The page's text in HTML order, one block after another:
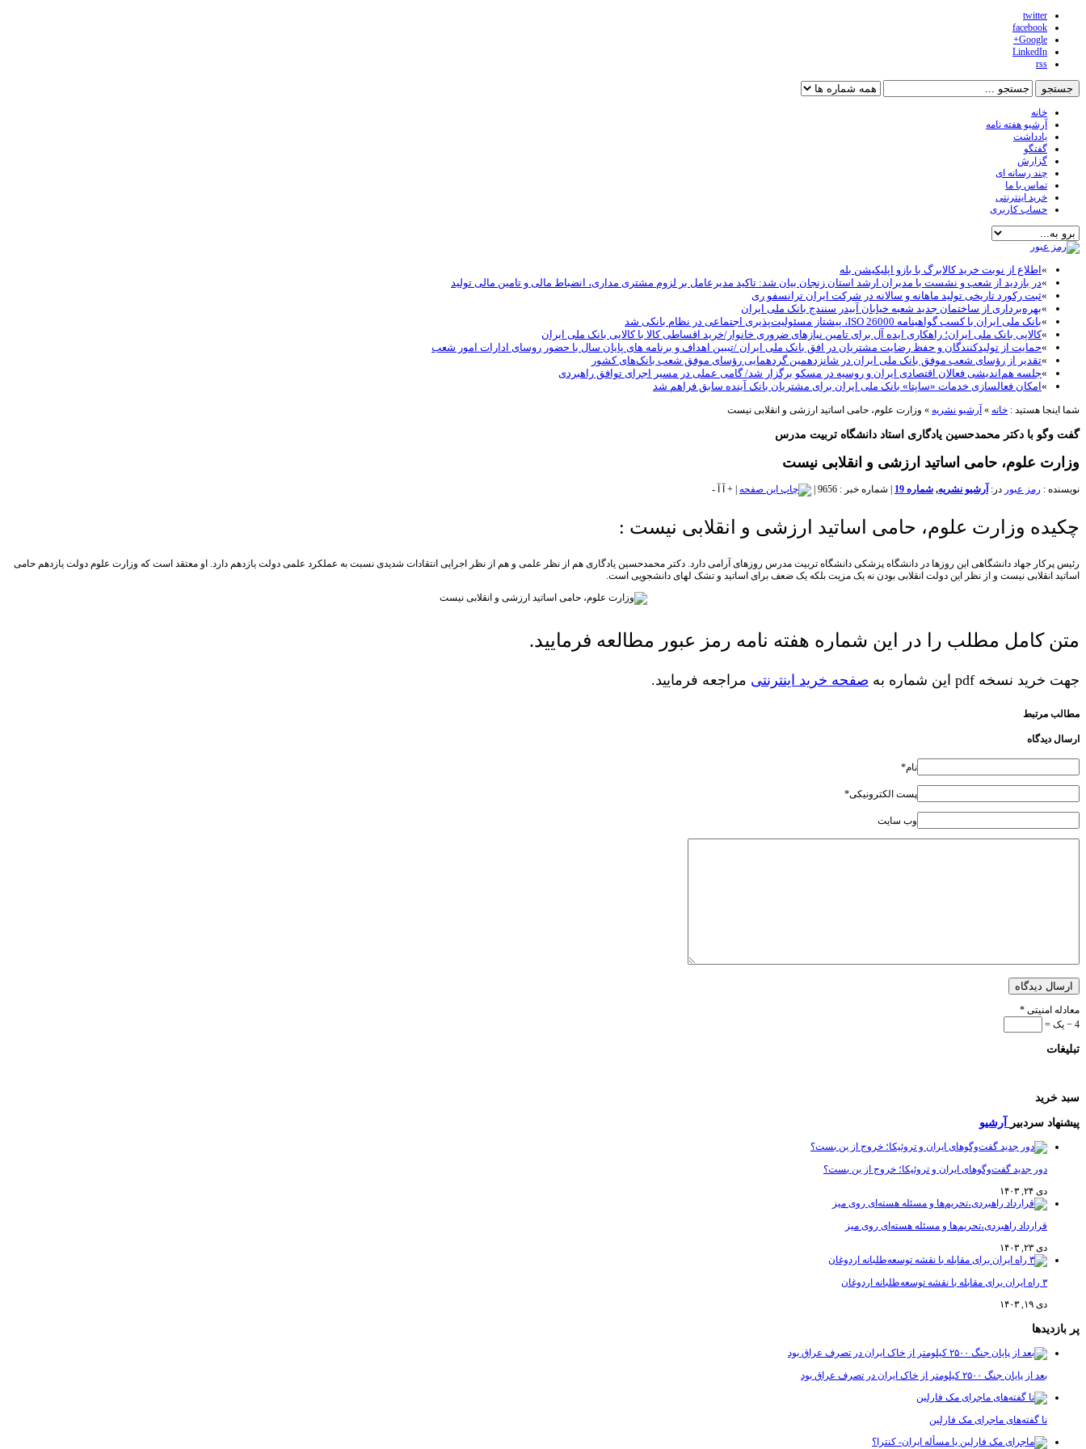
twitter
facebook
Google+
LinkedIn
rss
خانه
آرشیو هفته نامه
یادداشت
گفتگو
گزارش
چند رسانه ای
تماس با ما
خرید اینترنتی
حساب کاربری
»اطلاع از نوبت خرید کالابرگ با بازو اپلیکیشن بله
»در بازدید از شعب و نشست با مدیران ارشد استان زنجان بیان شد: تاکید مدیرعامل بر لزوم مشتری مداری، انضباط مالی و تامین مالی تولید
»ثبت رکورد تاریخی تولید ماهانه و سالانه در شرکت ایران ترانسفو ری
»بهره‌برداری از ساختمان جدید شعبه خیابان آبیدر سنندج بانک ملی ایران
»بانک ملی ایران با کسب گواهینامه ISO 26000، پیشتاز مسئولیت‌پذیری اجتماعی در نظام بانکی شد
»کالاپی بانک ملی ایران؛ راهکاری ایده آل برای تامین نیازهای ضروری خانوار/خرید اقساطی کالا با کالاپی بانک ملی ایران
»حمایت از تولیدکنندگان و حفظ رضایت مشتریان در افق بانک ملی ایران /تببین اهداف و برنامه های پایان سال با حضور روسای ادارات امور شعب
»تقدیر از رؤسای شعب موفق بانک ملی ایران در شانزدهمین گردهمایی رؤسای موفق شعب بانک‌های کشور
»جلسه هم‌اندیشی فعالان اقتصادی ایران و روسیه در مسکو برگزار شد/ گامی عملی در مسیر اجرای توافق راهبردی
»امکان فعالسازی خدمات «ساپتا» بانک ملی ایران برای مشتریان بانک آینده سابق فراهم شد
شما اینجا هستید : خانه » آرشیو نشریه » وزارت علوم، حامی اساتید ارزشی و انقلابی نیست
گفت وگو با دکتر محمدحسین یادگاری استاد دانشگاه تربیت مدرس
وزارت علوم، حامی اساتید ارزشی و انقلابی نیست
نویسنده : رمز عبور در: آرشیو نشریه, شماره 19 شماره خبر : 9656 +
-
چکیده وزارت علوم، حامی اساتید ارزشی و انقلابی نیست :
رئیس پرکار جهاد دانشگاهی این روزها در دانشگاه پزشکی دانشگاه تربیت مدرس روزهای آرامی دارد. دکتر محمدحسین یادگاری هم از نظر علمی و هم از نظر اجرایی انتقادات شدیدی نسبت به عملکرد علمی دولت یازدهم دارد. او معتقد است که وزارت علوم دولت یازدهم حامی
اساتید انقلابی نیست و از نظر این دولت انقلابی بودن نه یک مزیت بلکه یک ضعف برای اساتید و تشک لهای دانشجویی است.
متن کامل مطلب را در این شماره هفته نامه رمز عبور مطالعه فرمایید.
جهت خرید نسخه pdf این شماره به صفحه خرید اینترنتی مراجعه فرمایید.
مطالب مرتبط
ارسال دیدگاه
نام*
پست الکترونیکی*
وب سایت
ارسال دیدگاه
معادله امنیتی *
4 − یک =
تبلیغات
سبد خرید
پیشنهاد سردبیر
آرشیو
دور جدید گفت‌وگوهای ایران و تروئیکا؛ خروج از بن بست؟
دی ۲۴, ۱۴۰۳
قرارداد راهبردی،تحریم‌ها و مسئله هسته‌ای روی میز
دی ۲۳, ۱۴۰۳
۳ راه ایران برای مقابله با نقشه توسعه‌طلبانه اردوغان
دی ۱۹, ۱۴۰۳
پر بازدیدها
بعد از پایان جنگ ۲۵۰۰ کیلومتر از خاک ایران در تصرف عراق بود
نا گفته‌های ماجرای مک فارلین